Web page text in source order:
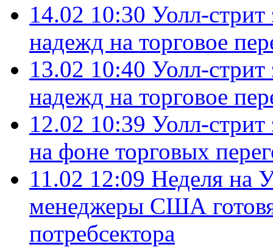
14.02 10:30 Уолл-стрит
надежд на торговое
13.02 10:40 Уолл-
надежд на торговое
12.02 10:39 Уолл-стрит
на фоне торговых
11.02 12:09 Неделя на
менеджеры США
потребсектора